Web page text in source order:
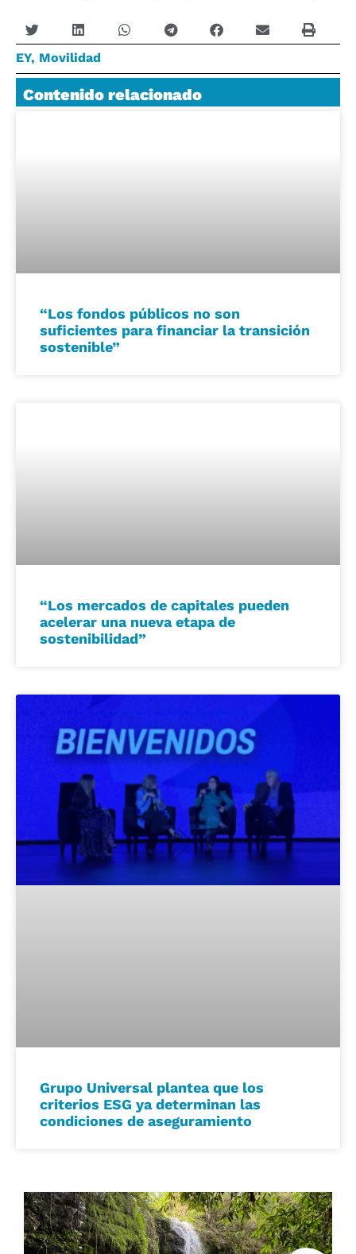
EY, Movilidad
Contenido relacionado
“Los fondos públicos no son
suficientes para financiar la transición
sostenible”
“Los mercados de capitales pueden
acelerar una nueva etapa de
sostenibilidad”
Grupo Universal plantea que los
criterios ESG ya determinan las
condiciones de aseguramiento